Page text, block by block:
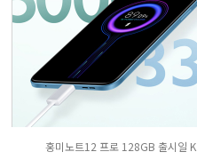
홍미노트12 프로 128GB 출시일 K